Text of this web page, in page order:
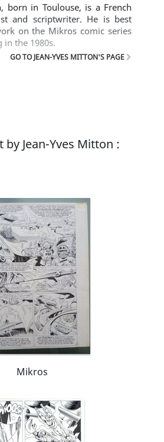
born in Toulouse, is a French
and scriptwriter. He is best
on the Mikros comic series
in the 1980s.
GO TO JEAN-YVES MITTON'S PAGE
Jean-Yves Mitton :
Mikros